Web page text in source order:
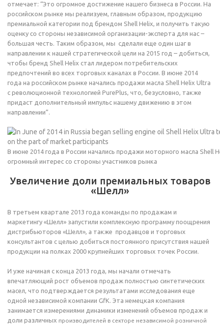
отмечает: “Это огромное достижение нашего бизнеса в России. На
российском рынке мы реализуем, главным образом, продукцию
премиальной категории под брендом Shell Helix, и получить такую
оценку со стороны независимой организации-эксперта для нас –
большая честь. Таким образом, мы сделали еще один шаг в
направлении к нашей стратегической цели на 2015 год – добиться,
чтобы бренд Shell Helix стал лидером потребительских
предпочтений во всех торговых каналах в России. В июне 2014
года на российском рынке начались продажи масла Shell Helix Ultra
с революционной технологией PurePlus, что, безусловно, также
придаст дополнительный импульс нашему движению в этом
направлении”.
В июне 2014 года в России начались продажи моторного масла Shell
огромный интерес со стороны участников рынка
Увеличение доли премиальных товаров
«Шелл»
В третьем квартале 2013 года команды по продажам и
маркетингу «Шелл» запустили комплексную программу поощрения
дистрибьюторов «Шелл», а также продавцов и торговых
консультантов с целью добиться постоянного присутствия нашей
продукции на полках 2000 крупнейших торговых точек России.
И уже начиная с конца 2013 года, мы начали отмечать
впечатляющий рост объемов продаж полностью синтетических
масел, что подтверждается результатами исследования еще
одной независимой компании GfK. Эта немецкая компания
занимается измерениями динамики изменений объемов продаж и
доли различных производителей в секторе независимой розничной